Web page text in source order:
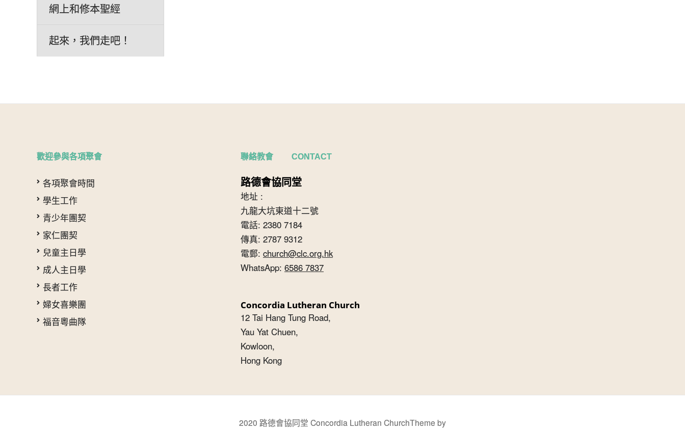
網上和修本聖經
起來，我們走吧！
歡迎參與各項聚會
各項聚會時間
學生工作
青少年團契
家仁團契
兒童主日學
成人主日學
長者工作
婦女喜樂團
福音粵曲隊
聯絡教會 CONTACT
路德會協同堂
地址 :
九龍大坑東道十二號
電話: 2380 7184
傳真: 2787 9312
電郵: church@clc.org.hk
WhatsApp: 6586 7837
Concordia Lutheran Church
12 Tai Hang Tung Road,
Yau Yat Chuen,
Kowloon,
Hong Kong
2020 路德會協同堂 Concordia Lutheran ChurchTheme by